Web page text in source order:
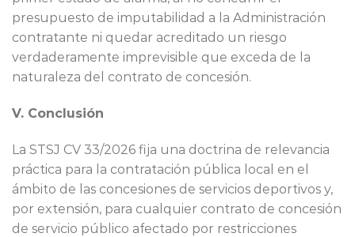
presupuesto de imputabilidad a la Administración
contratante ni quedar acreditado un riesgo
verdaderamente imprevisible que exceda de la
naturaleza del contrato de concesión.
V. Conclusión
La STSJ CV 33/2026 fija una doctrina de relevancia
práctica para la contratación pública local en el
ámbito de las concesiones de servicios deportivos y,
por extensión, para cualquier contrato de concesión
de servicio público afectado por restricciones